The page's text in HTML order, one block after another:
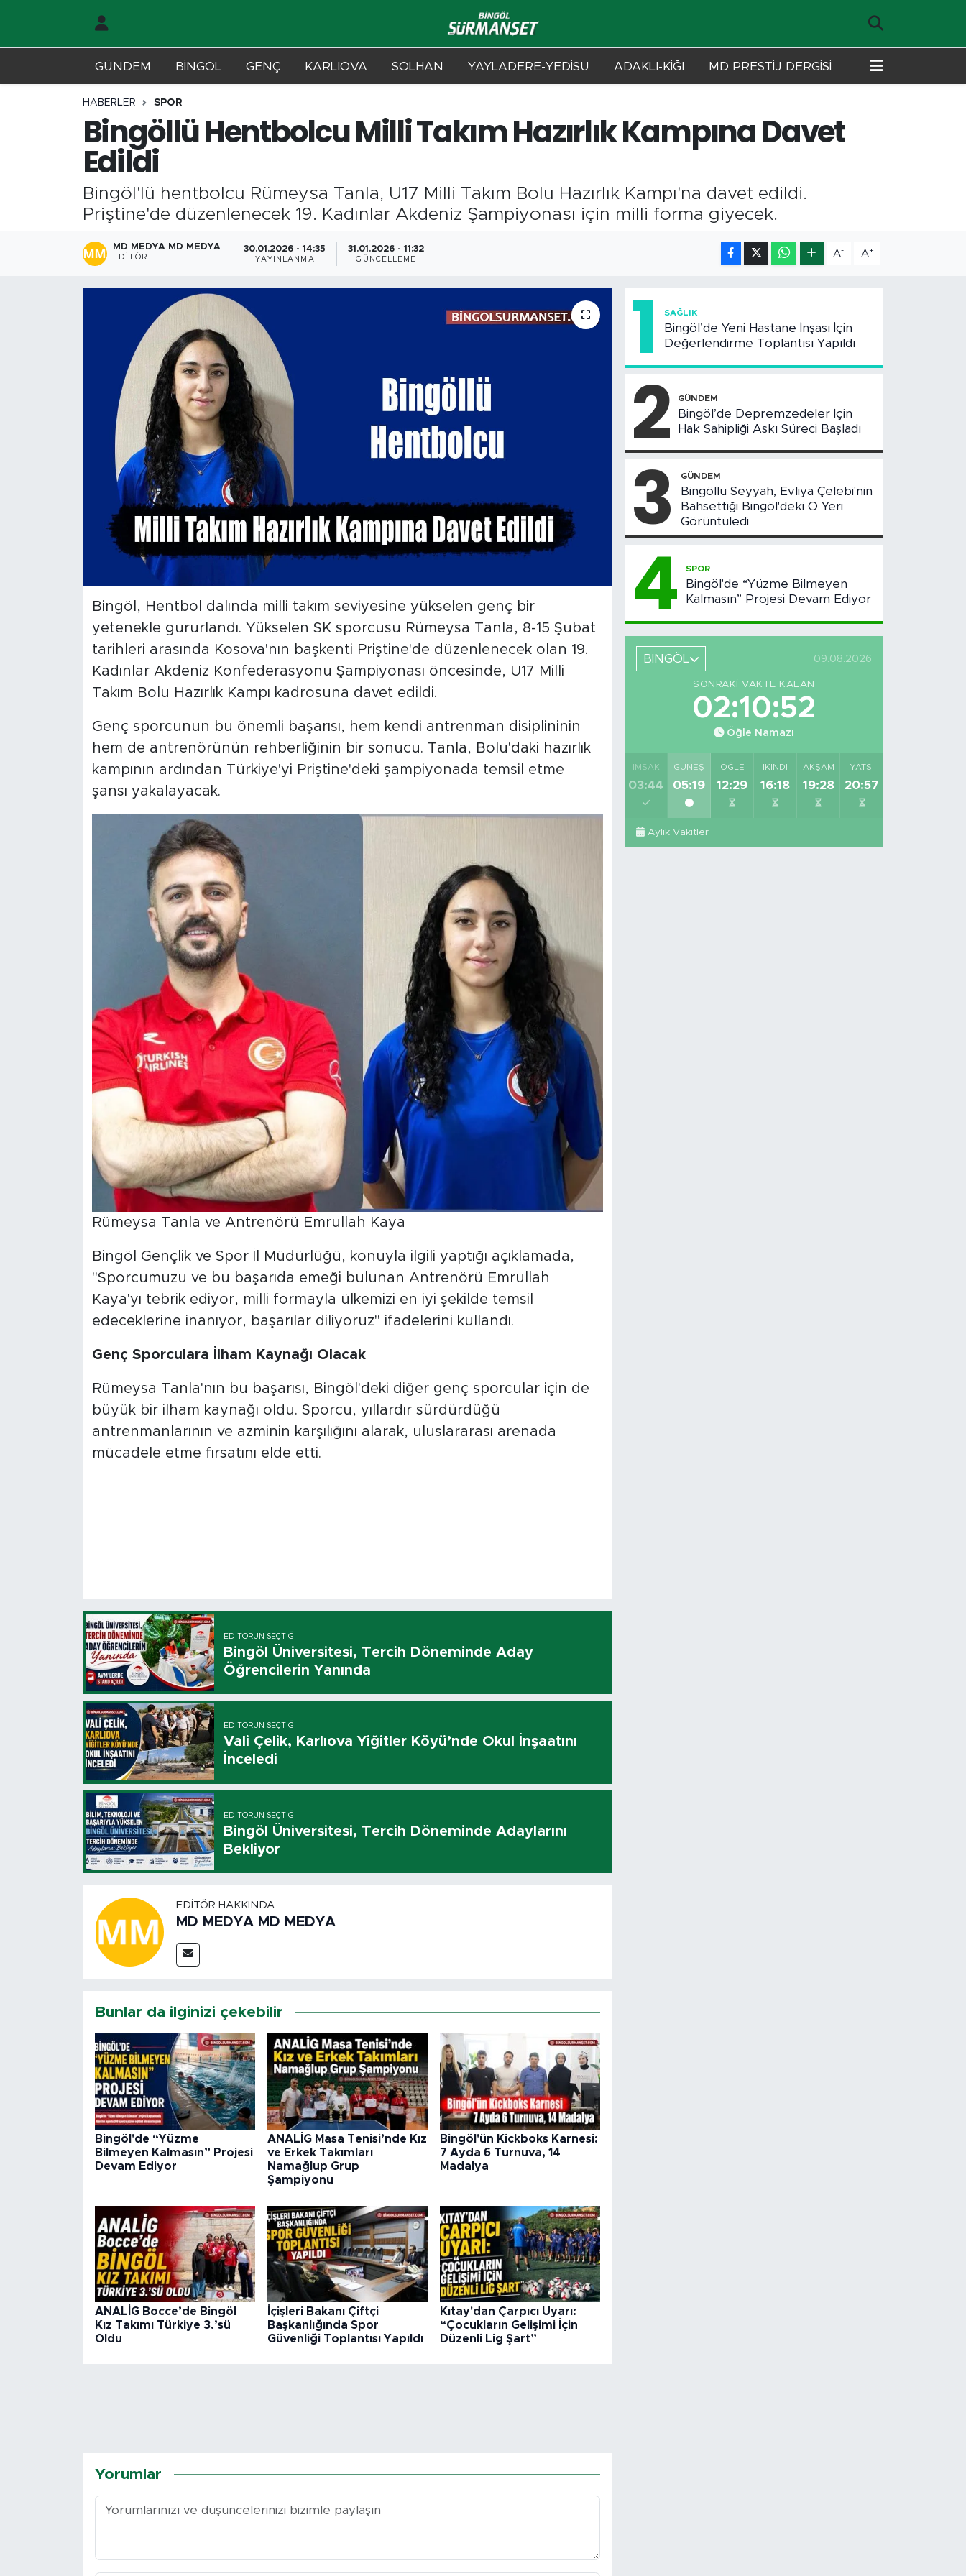
GÜNDEM BİNGÖL GENÇ KARLIOVA SOLHAN YAYLADERE-YEDİSU ADAKLI-KİĞI MD PRESTİJ DERGİSİ
HABERLER SPOR
Bingöllü Hentbolcu Milli Takım Hazırlık Kampına Davet
Edildi
Bingöl'lü hentbolcu Rümeysa Tanla, U17 Milli Takım Bolu Hazırlık Kampı'na davet edildi.
Priştine'de düzenlenecek 19. Kadınlar Akdeniz Şampiyonası için milli forma giyecek.
MD MEDYA MD MEDYA
EDITÖR
30.01.2026 - 14:35
YAYINLANMA
31.01.2026 - 11:32
GÜNCELLEME
A- A+
Bingöl, Hentbol dalında milli takım seviyesine yükselen genç bir
yetenekle gururlandı. Yükselen SK sporcusu Rümeysa Tanla, 8-15 Şubat
tarihleri arasında Kosova'nın başkenti Priştine'de düzenlenecek olan 19.
Kadınlar Akdeniz Konfederasyonu Şampiyonası öncesinde, U17 Milli
Takım Bolu Hazırlık Kampı kadrosuna davet edildi.
Genç sporcunun bu önemli başarısı, hem kendi antrenman disiplininin
hem de antrenörünün rehberliğinin bir sonucu. Tanla, Bolu'daki hazırlık
kampının ardından Türkiye'yi Priştine'deki şampiyonada temsil etme
şansı yakalayacak.
Rümeysa Tanla ve Antrenörü Emrullah Kaya
Bingöl Gençlik ve Spor İl Müdürlüğü, konuyla ilgili yaptığı açıklamada,
"Sporcumuzu ve bu başarıda emeği bulunan Antrenörü Emrullah
Kaya'yı tebrik ediyor, milli formayla ülkemizi en iyi şekilde temsil
edeceklerine inanıyor, başarılar diliyoruz" ifadelerini kullandı.
Genç Sporculara İlham Kaynağı Olacak
Rümeysa Tanla'nın bu başarısı, Bingöl'deki diğer genç sporcular için de
büyük bir ilham kaynağı oldu. Sporcu, yıllardır sürdürdüğü
antrenmanlarının ve azminin karşılığını alarak, uluslararası arenada
mücadele etme fırsatını elde etti.
EDITÖRÜN SEÇTIĞI
Bingöl Üniversitesi, Tercih Döneminde Aday
Öğrencilerin Yanında
EDITÖRÜN SEÇTIĞI
Vali Çelik, Karlıova Yiğitler Köyü’nde Okul İnşaatını
İnceledi
EDITÖRÜN SEÇTIĞI
Bingöl Üniversitesi, Tercih Döneminde Adaylarını
Bekliyor
EDITÖR HAKKINDA
MD MEDYA MD MEDYA
Bunlar da ilginizi çekebilir
Bingöl'de “Yüzme
Bilmeyen Kalmasın” Projesi
Devam Ediyor
ANALİG Masa Tenisi’nde Kız
ve Erkek Takımları
Namağlup Grup
Şampiyonu
Bingöl'ün Kickboks Karnesi:
7 Ayda 6 Turnuva, 14
Madalya
ANALİG Bocce’de Bingöl
Kız Takımı Türkiye 3.’sü
Oldu
İçişleri Bakanı Çiftçi
Başkanlığında Spor
Güvenliği Toplantısı Yapıldı
Kıtay'dan Çarpıcı Uyarı:
“Çocukların Gelişimi İçin
Düzenli Lig Şart”
Yorumlar
1 SAĞLIK
Bingöl’de Yeni Hastane İnşası İçin
Değerlendirme Toplantısı Yapıldı
2 GÜNDEM
Bingöl’de Depremzedeler İçin
Hak Sahipliği Askı Süreci Başladı
3 GÜNDEM
Bingöllü Seyyah, Evliya Çelebi'nin
Bahsettiği Bingöl'deki O Yeri
Görüntüledi
4 SPOR
Bingöl'de “Yüzme Bilmeyen
Kalmasın” Projesi Devam Ediyor
BİNGÖL 09.08.2026
SONRAKI VAKTE KALAN
02:10:51
Öğle Namazı
İMSAK
03:44
GÜNEŞ
05:19
ÖĞLE
12:29
İKINDI
16:18
AKŞAM
19:28
YATSI
20:57
Aylık Vakitler
Karlıova
Adaklı-Kiğı
Hava Durumu
Bingöl Kaza Haberleri
Merkez Trafik Yoğunluk Haritası
Süper Lig Puan Durumu ve Fikstür
Tüm Manşetler